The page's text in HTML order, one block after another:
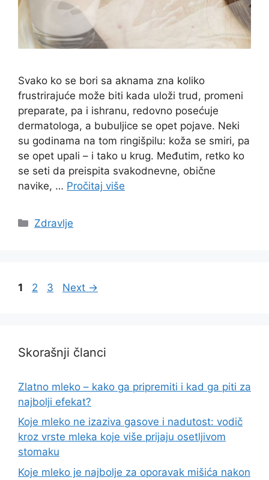
Svako ko se bori sa aknama zna koliko
frustrirajuće može biti kada uloži trud, promeni
preparate, pa i ishranu, redovno posećuje
dermatologa, a bubuljice se opet pojave. Neki
su godinama na tom ringišpilu: koža se smiri, pa
se opet upali – i tako u krug. Međutim, retko ko
se seti da preispita svakodnevne, obične
navike, … Pročitaj više
Categories
Zdravlje
Page
1 Page
2 Page
3 Next →
Skorašnji članci
Zlatno mleko – kako ga pripremiti i kad ga piti za
najbolji efekat?
Koje mleko ne izaziva gasove i nadutost: vodič
kroz vrste mleka koje više prijaju osetljivom
stomaku
Koje mleko je najbolje za oporavak mišića nakon